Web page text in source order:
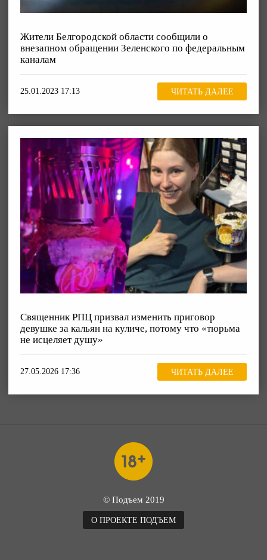
Жители Белгородской области сообщили о
внезапном обращении Зеленского по федеральным
каналам
25.01.2023 17:13 ЧИТАТЬ ДАЛЕЕ
Священник РПЦ призвал изменить приговор
девушке за кальян на куличе, потому что «тюрьма
не исцеляет душу»
27.05.2026 17:36 ЧИТАТЬ ДАЛЕЕ
© Подъем 2019
О ПРОЕКТЕ ПОДЪЕМ